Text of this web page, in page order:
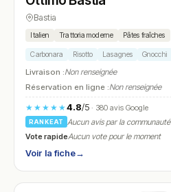
Bastia
Italien Trattoria moderne Pâtes fraîches
Carbonara Risotto Lasagnes Gnocchi
Livraison :Non renseignée
Réservation en ligne :Non renseignée
★★★★★4.8/5· 380 avis Google
RANKEAT
Aucun avis par la communauté
Vote rapideAucun vote pour le moment
Voir la fiche→